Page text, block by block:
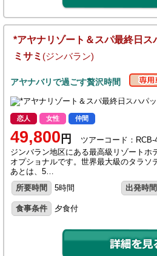
*アヤナリゾート＆スパ最終日ス
ミサミ (ジンバラン)
アヤナバリで過ごす贅沢時間
恋人 女性 仲間
49,800 円
ツアーコード：RCB-
ジンバラン地区にある最高級リゾートホ
オプショナルです。世界最大級のタラソ
あとは、5…
所要時間
5時間 出発時間
食事条件 夕食付